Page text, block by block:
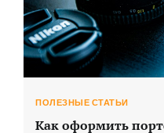
ПОЛЕЗНЫЕ СТАТЬИ
Как оформить